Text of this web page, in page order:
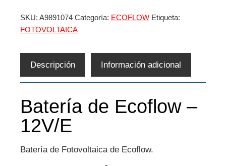
SKU: A9891074 Categoría: ECOFLOW Etiqueta:
FOTOVOLTAICA
Descripción Información adicional
Batería de Ecoflow –
12V/E
Batería de Fotovoltaica de Ecoflow.